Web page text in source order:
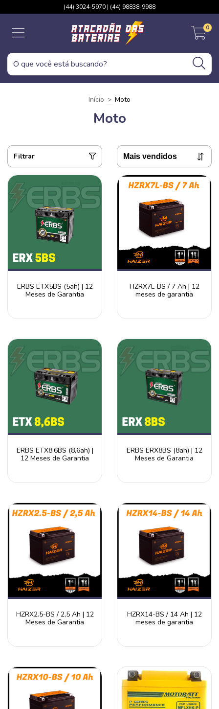
(44) 3024-5970 | (44) 98838-9988
0
Início > Moto
Moto
Filtrar
ERBS ETX5BS (5ah) | 12
Meses de Garantia
HZRX7L-BS / 7 Ah | 12
meses de garantia
ERBS ETX8,6BS (8,6ah) |
12 Meses de Garantia
ERBS ERX8BS (8ah) | 12
Meses de Garantia
HZRX2.5-BS / 2,5 Ah | 12
Meses de Garantia
HZRX14-BS / 14 Ah | 12
meses de garantia